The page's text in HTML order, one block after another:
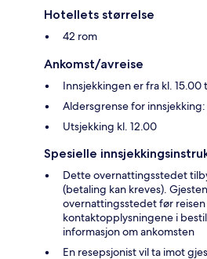
Hotellets størrelse
42 rom
Ankomst/avreise
Innsjekkingen er fra kl. 15.00
Aldersgrense for innsjekking:
Utsjekking kl. 12.00
Spesielle
Dette overnattingsstedet
(betaling kan kreves).
overnattingsstedet før
kontaktopplysningene i
informasjon om ankomsten
En resepsjonist vil ta imot